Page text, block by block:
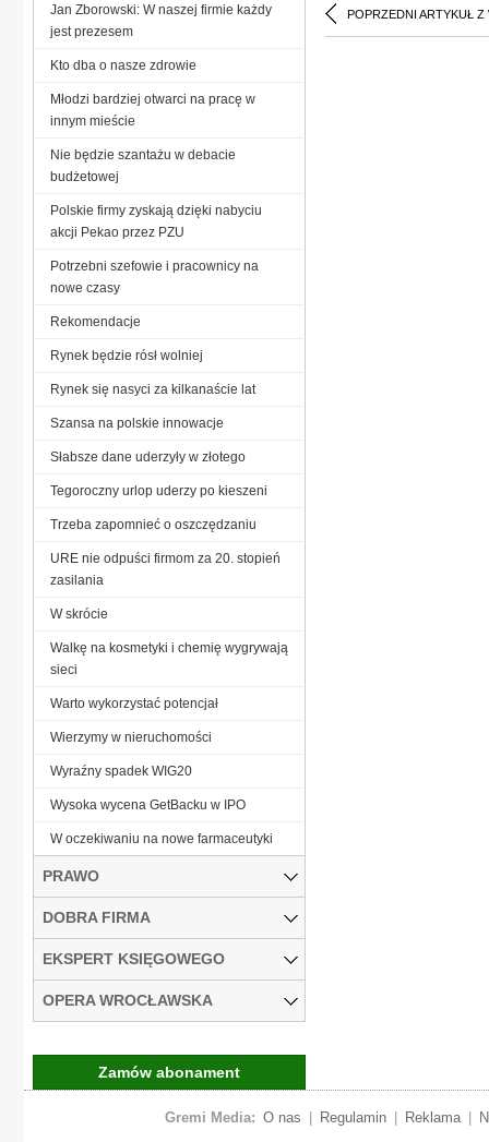
POPRZEDNI ARTYKUŁ Z
Jan Zborowski: W naszej firmie każdy
jest prezesem
Kto dba o nasze zdrowie
Młodzi bardziej otwarci na pracę w
innym mieście
Nie będzie szantażu w debacie
budżetowej
Polskie firmy zyskają dzięki nabyciu
akcji Pekao przez PZU
Potrzebni szefowie i pracownicy na
nowe czasy
Rekomendacje
Rynek będzie rósł wolniej
Rynek się nasyci za kilkanaście lat
Szansa na polskie innowacje
Słabsze dane uderzyły w złotego
Tegoroczny urlop uderzy po kieszeni
Trzeba zapomnieć o oszczędzaniu
URE nie odpuści firmom za 20. stopień
zasilania
W skrócie
Walkę na kosmetyki i chemię wygrywają
sieci
Warto wykorzystać potencjał
Wierzymy w nieruchomości
Wyraźny spadek WIG20
Wysoka wycena GetBacku w IPO
W oczekiwaniu na nowe farmaceutyki
PRAWO
DOBRA FIRMA
EKSPERT KSIĘGOWEGO
OPERA WROCŁAWSKA
Zamów abonament
Gremi Media: O nas Regulamin Reklama